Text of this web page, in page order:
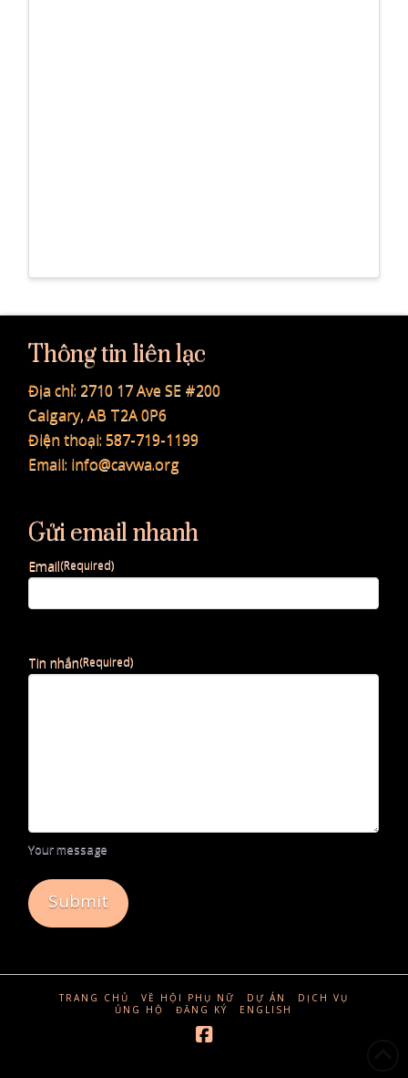
Thông tin liên lạc
Địa chỉ: 2710 17 Ave SE #200
Calgary, AB T2A 0P6
Điện thoại: 587-719-1199
Email: info@cavwa.org
Gửi email nhanh
Email(Required)
Tin nhắn(Required)
Your message
TRANG CHỦ VỀ HỘI PHỤ NỮ DỰ ÁN
DỊCH VỤ
ỦNG HỘ
ĐĂNG KÝ ENGLISH